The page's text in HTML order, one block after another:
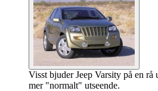
Visst bjuder Jeep Varsity på en
mer "normalt" utseende.